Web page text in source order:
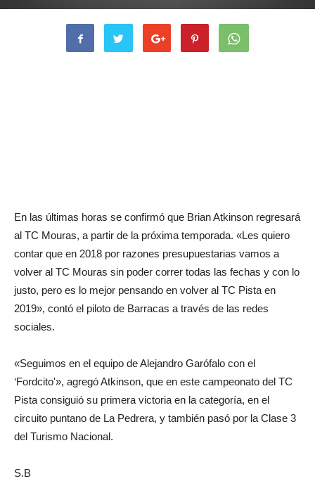
En las últimas horas se confirmó que Brian Atkinson regresará
al TC Mouras, a partir de la próxima temporada. «Les quiero
contar que en 2018 por razones presupuestarias vamos a
volver al TC Mouras sin poder correr todas las fechas y con lo
justo, pero es lo mejor pensando en volver al TC Pista en
2019», contó el piloto de Barracas a través de las redes
sociales.
«Seguimos en el equipo de Alejandro Garófalo con el
‘Fordcito'», agregó Atkinson, que en este campeonato del TC
Pista consiguió su primera victoria en la categoría, en el
circuito puntano de La Pedrera, y también pasó por la Clase 3
del Turismo Nacional.
S.B